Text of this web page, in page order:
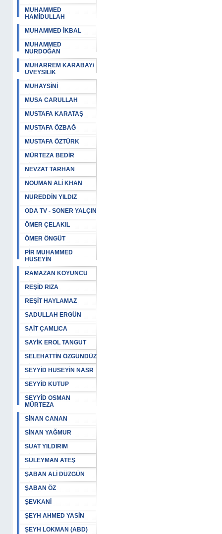
MUHAMMED
HAMİDULLAH
MUHAMMED İKBAL
MUHAMMED
NURDOĞAN
MUHARREM KARABAY/
ÜVEYSİLİK
MUHAYSİNİ
MUSA CARULLAH
MUSTAFA KARATAŞ
MUSTAFA ÖZBAĞ
MUSTAFA ÖZTÜRK
MÜRTEZA BEDİR
NEVZAT TARHAN
NOUMAN ALİ KHAN
NUREDDİN YILDIZ
ODA TV - SONER YALÇIN
ÖMER ÇELAKIL
ÖMER ÖNGÜT
PİR MUHAMMED
HÜSEYİN
RAMAZAN KOYUNCU
REŞİD RIZA
REŞİT HAYLAMAZ
SADULLAH ERGÜN
SAİT ÇAMLICA
SAYİK EROL TANGUT
SELEHATTİN ÖZGÜNDÜZ
SEYYİD HÜSEYİN NASR
SEYYİD KUTUP
SEYYİD OSMAN
MÜRTEZA
SİNAN CANAN
SİNAN YAĞMUR
SUAT YILDIRIM
SÜLEYMAN ATEŞ
ŞABAN ALİ DÜZGÜN
ŞABAN ÖZ
ŞEVKANİ
ŞEYH AHMED YASİN
ŞEYH LOKMAN (ABD)